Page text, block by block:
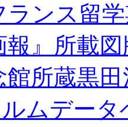
ランス留
報』所載
館所蔵黒
ムデータ